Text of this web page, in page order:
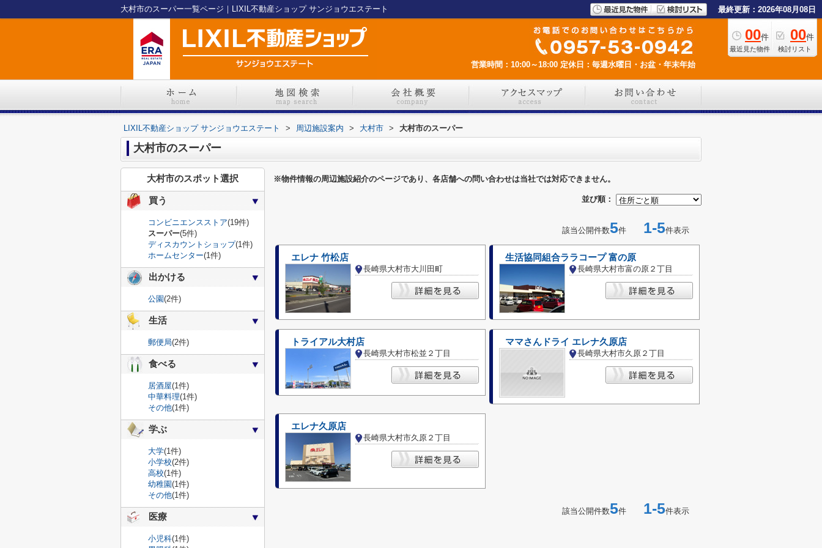
大村市のスーパー一覧ページ｜LIXIL不動産ショップ サンジョウエステート 最終更新：2026年08月08日
00件
最近見た物件
00件
検討リスト
営業時間：10:00～18:00 定休日：毎週水曜日・お盆・年末年始
LIXIL不動産ショップ サンジョウエステート > 周辺施設案内 > 大村市 > 大村市のスーパー
大村市のスーパー
※物件情報の周辺施設紹介のページであり、各店舗への問い合わせは当社では対応できません。
並び順：
該当公開件数5件 1-5件表示
エレナ 竹松店
長崎県大村市大川田町
生活協同組合ララコープ 富の原
長崎県大村市富の原２丁目
トライアル大村店
長崎県大村市松並２丁目
ママさんドライ エレナ久原店
長崎県大村市久原２丁目
エレナ久原店
長崎県大村市久原２丁目
該当公開件数5件 1-5件表示
大村市のスポット選択
買う
コンビニエンスストア(19件)
スーパー(5件)
ディスカウントショップ(1件)
ホームセンター(1件)
出かける
公園(2件)
生活
郵便局(2件)
食べる
居酒屋(1件)
中華料理(1件)
その他(1件)
学ぶ
大学(1件)
小学校(2件)
高校(1件)
幼稚園(1件)
その他(1件)
医療
小児科(1件)